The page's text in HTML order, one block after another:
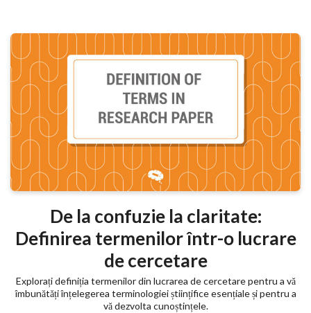
De la confuzie la claritate:
Definirea termenilor într-o lucrare
de cercetare
Explorați definiția termenilor din lucrarea de cercetare pentru a vă
îmbunătăți înțelegerea terminologiei științifice esențiale și pentru a
vă dezvolta cunoștințele.